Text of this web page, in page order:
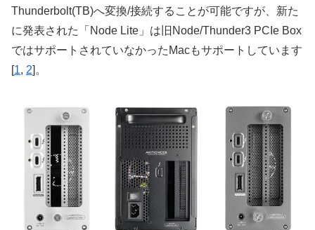
Thunderbolt(TB)へ変換/接続することが可能ですが、新た
に発表された「Node Lite」は旧Node/Thunder3 PCIe Box
ではサポートされていなかったMacもサポートしています
[1, 2]。